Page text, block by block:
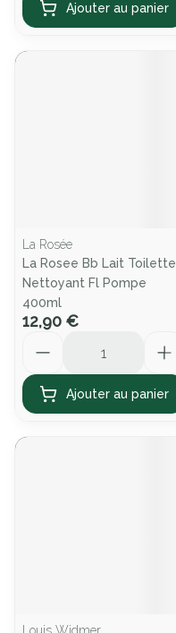
Ajouter au panier
La Rosée
La Rosee Bb Lait Toilette
Nettoyant Fl Pompe
400ml
12,90 €
Ajouter au panier